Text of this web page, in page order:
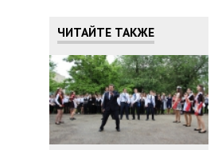
ЧИТАЙТЕ ТАКЖЕ